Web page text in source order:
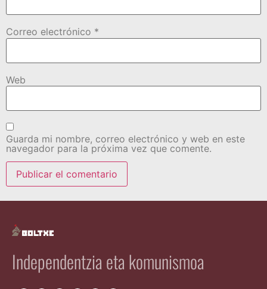
Correo electrónico *
Web
Guarda mi nombre, correo electrónico y web en este
navegador para la próxima vez que comente.
Independentzia eta komunismoa